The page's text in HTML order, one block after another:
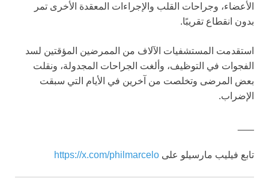
الأعضاء، وجراحات القلب والإجراءات المعقدة الأخرى تمر
بدون انقطاع تقريبًا.
استقدمت المستشفيات الآلاف من الممرضين المؤقتين لسد
الفجوات في التوظيف، وألغت الجراحات المجدولة، ونقلت
بعض المرضى وتخلصت من آخرين في الأيام التي سبقت
الإضراب.
تابع فيليب مارسيلو على https://x.com/philmarcelo